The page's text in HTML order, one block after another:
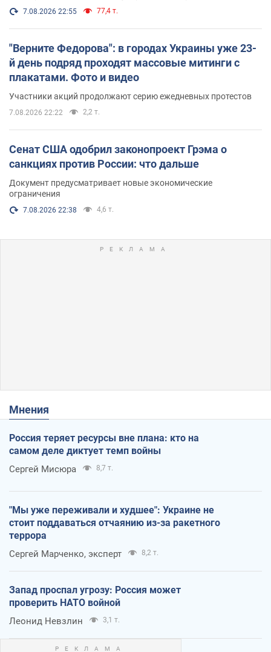
7.08.2026 22:55 77,4 т.
"Верните Федорова": в городах Украины уже 23-
й день подряд проходят массовые митинги с
плакатами. Фото и видео
Участники акций продолжают серию ежедневных протестов
7.08.2026 22:22 2,2 т.
Сенат США одобрил законопроект Грэма о
санкциях против России: что дальше
Документ предусматривает новые экономические
ограничения
7.08.2026 22:38 4,6 т.
Мнения
Россия теряет ресурсы вне плана: кто на
самом деле диктует темп войны
Сергей Мисюра 8,7 т.
"Мы уже переживали и худшее": Украине не
стоит поддаваться отчаянию из-за ракетного
террора
Сергей Марченко, эксперт 8,2 т.
Запад проспал угрозу: Россия может
проверить НАТО войной
Леонид Невзлин 3,1 т.